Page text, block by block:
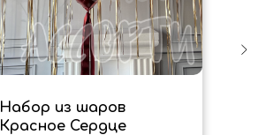
Набор из шаров
Красное Сердце